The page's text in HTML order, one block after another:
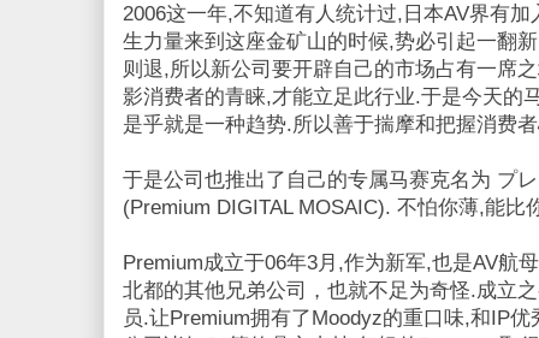
2006这一年,不知道有人统计过,日本AV界有
生力量来到这座金矿山的时候,势必引起一翻
则退,所以新公司要开辟自己的市场占有一席
影消费者的青睐,才能立足此行业.于是今天的
是乎就是一种趋势.所以善于揣摩和把握消费
于是公司也推出了自己的专属马赛克名为 プ
(Premium DIGITAL MOSAIC). 不怕你薄,能比
Premium成立于06年3月,作为新军,也是AV航
北都的其他兄弟公司，也就不足为奇怪.成立
员.让Premium拥有了Moodyz的重口味,和IP